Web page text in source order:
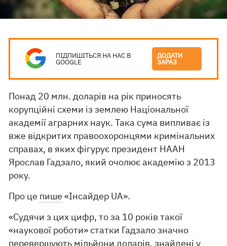
ПІДПИШІТЬСЯ НА НАС В
GOOGLE
ДОДАТИ
ЗАРАЗ
Понад 20 млн. доларів на рік приносять
корупційні схеми із землею Національної
академії аграрних наук. Така сума випливає із
вже відкритих правоохоронцями кримінальних
справах, в яких фігурує президент НААН
Ярослав Гадзало, який очолює академію з 2013
року.
Про це пише «Інсайдер UA».
«Судячи з цих цифр, то за 10 років такої
«наукової роботи» статки Гадзало значно
перевершують мільйони доларів, знайдені у